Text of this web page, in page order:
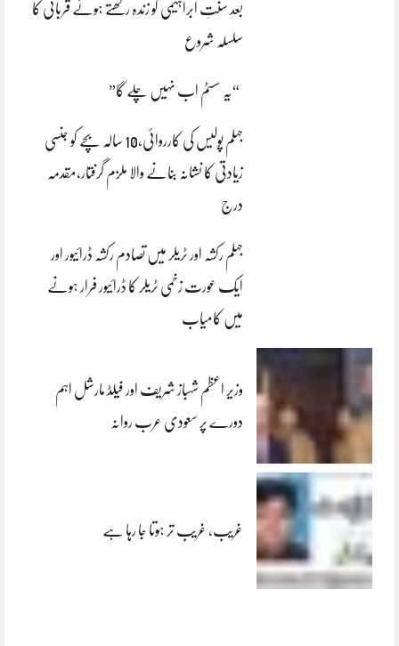
بعد سنتِ ابراہیمی کو زندہ رکھتے ہوئے قربانی کا
سلسلہ شروع
“یہ سسٹم اب نہیں چلے گا”
جہلم پولیس کی کارروائی،10 سالہ بچے کو جنسی
زیادتی کا نشانہ بنانے والا ملزم گرفتار،مقدمہ
درج
جہلم رکشہ اور ٹریلر میں تصادم رکشہ ڈرائیور اور
ایک عورت زخمی ٹریلر کا ڈرائیور فرار ہونے
میں کامیاب
وزیر اعظم شہباز شریف اور فیلڈ مارشل اہم
دورے پر سعودی عرب روانہ
غریب، غریب تر ہوتا جا رہا ہے